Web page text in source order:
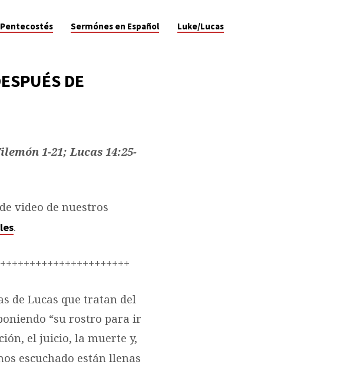
Sermónes en Español Luke/Lucas
DE
1-21; Lucas 14:25-
video de nuestros
.
de Lucas que tratan del
“su rostro para ir
el juicio, la muerte y,
escuchado están llenas